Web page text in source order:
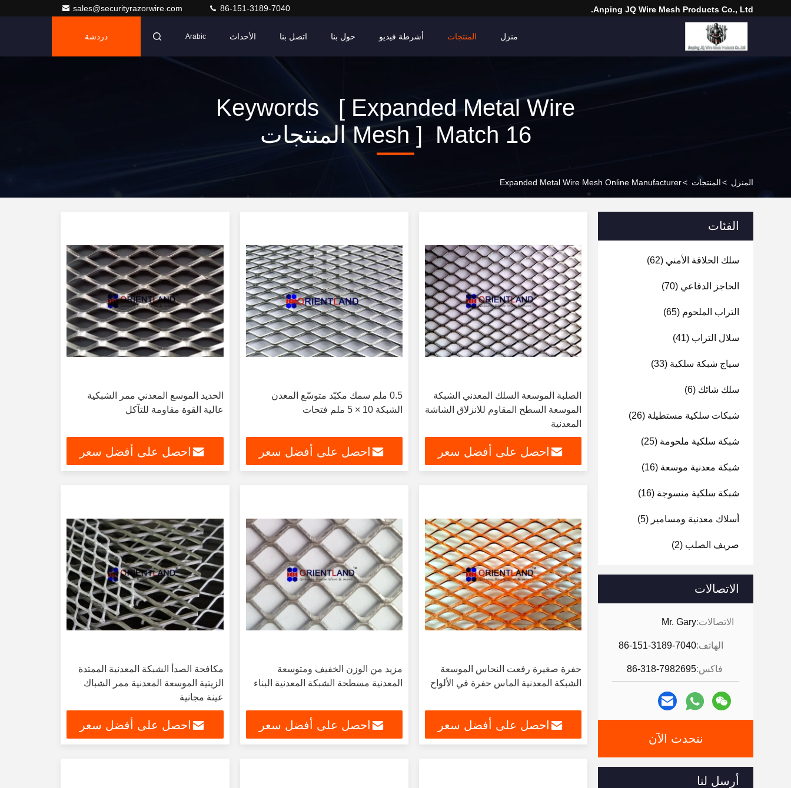
Anping JQ Wire Mesh Products Co., Ltd.
sales@securityrazorwire.com 86-151-3189-7040
منزل المنتجات أشرطة فيديو حول بنا اتصل بنا الأحداث Arabic دردشة
Keywords [ Expanded Metal Wire
Mesh ] Match 16 المنتجات
المنزل >المنتجات >
Expanded Metal Wire Mesh Online Manufacturer
الفئات
سلك الحلاقة الأمني (62)
الحاجز الدفاعي (70)
التراب الملحوم (65)
سلال التراب (41)
سياج شبكة سلكية (33)
سلك شائك (6)
شبكات سلكية مستطيلة (26)
شبكة سلكية ملحومة (25)
شبكة معدنية موسعة (16)
شبكة سلكية منسوجة (16)
أسلاك معدنية ومسامير (5)
صريف الصلب (2)
الاتصالات
الاتصالات:Mr. Gary
الهاتف:86-151-3189-7040
فاكس:86-318-7982695
نتحدث الآن
أرسل لنا
الصلبة الموسعة السلك المعدني الشبكة
الموسعة السطح المقاوم للانزلاق الشاشة
المعدنية
احصل على أفضل سعر
0.5 ملم سمك مكبّد متوسّع المعدن
الشبكة 10 × 5 ملم فتحات
احصل على أفضل سعر
الحديد الموسع المعدني ممر الشبكية
عالية القوة مقاومة للتآكل
احصل على أفضل سعر
حفرة صغيرة رفعت النحاس الموسعة
الشبكة المعدنية الماس حفرة في الألواح
احصل على أفضل سعر
مزيد من الوزن الخفيف ومتوسعة
المعدنية مسطحة الشبكة المعدنية البناء
احصل على أفضل سعر
مكافحة الصدأ الشبكة المعدنية الممتدة
الزيتية الموسعة المعدنية ممر الشباك
عينة مجانية
احصل على أفضل سعر